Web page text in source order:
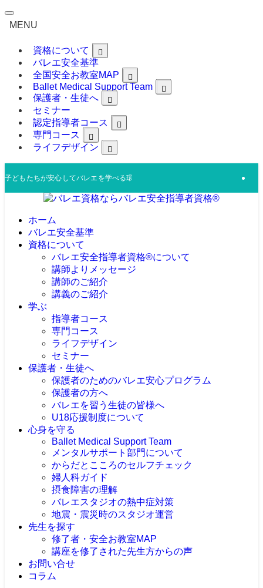
MENU
資格について
バレエ安全基準
全国安全お教室MAP
Ballet Medical Support Team
保護者・生徒へ
セミナー
認定指導者コース
専門コース
ライフデザイン
子どもたちが安心してバレエを学べる環境を、日本全国へ。
ホーム
バレエ安全基準
資格について
バレエ安全指導者資格®︎について
講師よりメッセージ
講師のご紹介
講義のご紹介
学ぶ
指導者コース
バレエ安全指導者養成スクール
はじめてのバレエ指導コース
ベーシック講座
専門コース
指導者のための解剖学コース
リトミック・ネクスト
バレエ姿勢ベーシックインストラクターコー
ス
バレエ専門トレーナーコース
メディカルシニアバレエコース
心のサポーターwithバレエ コース
ライフデザイン
Blooming Mind
ライフ&ワーク
セミナー
保護者・生徒へ
保護者のためのバレエ安心プログラム
保護者の方へ
バレエを習う生徒の皆様へ
U18応援制度について
心身を守る
Ballet Medical Support Team
メンタルサポート部門について
からだとこころのセルフチェック
婦人科ガイド
摂食障害の理解
バレエスタジオの熱中症対策
地震・震災時のスタジオ運営
先生を探す
修了者・安全お教室MAP
講座を修了された先生方からの声
お問い合せ
コラム